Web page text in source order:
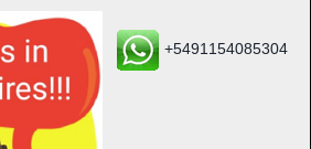
+5491154085304